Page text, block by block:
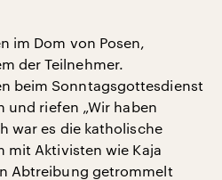
im Dom von Posen,
der Teilnehmer.
beim Sonntagsgottesdienst
und riefen „Wir haben
war es die katholische
mit Aktivisten wie Kaja
Abtreibung getrommelt